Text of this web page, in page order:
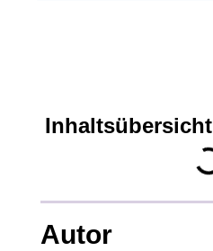
Inhaltsübersicht
Autor